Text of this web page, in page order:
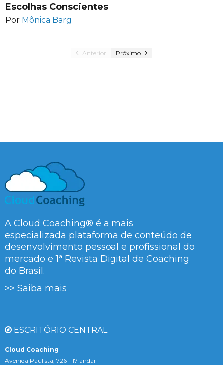
Escolhas Conscientes
Por Mônica Barg
Anterior Próximo
A Cloud Coaching® é a mais
especializada plataforma de conteúdo de
desenvolvimento pessoal e profissional do
mercado e 1ª Revista Digital de Coaching
do Brasil.
>> Saiba mais
ESCRITÓRIO CENTRAL
Cloud Coaching
Avenida Paulista, 726 - 17 andar